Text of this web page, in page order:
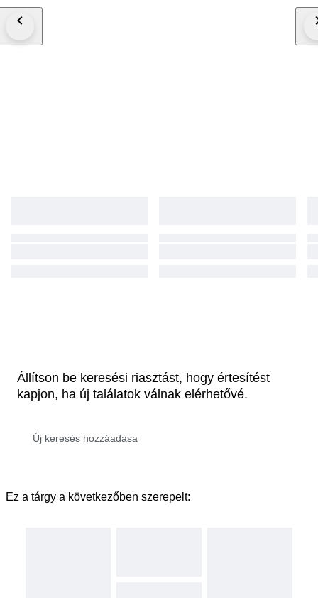
Állítson be keresési riasztást, hogy értesítést
kapjon, ha új találatok válnak elérhetővé.
Ez a tárgy a következőben szerepelt: